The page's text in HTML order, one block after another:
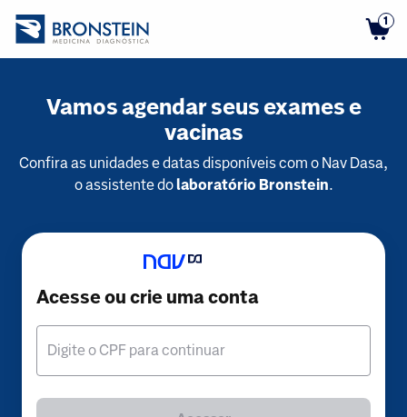
1
Vamos agendar seus exames e
vacinas
Confira as unidades e datas disponíveis com o Nav Dasa,
o assistente dolaboratório Bronstein.
Acesse ou crie uma conta
Digite o CPF para continuar